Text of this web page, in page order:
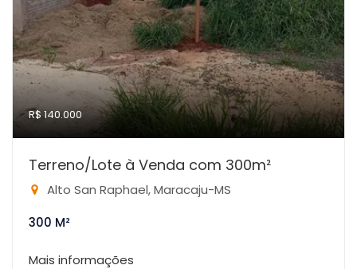
R$ 140.000
Terreno/Lote à Venda com 300m²
Alto San Raphael, Maracaju-MS
300 M²
Mais informações